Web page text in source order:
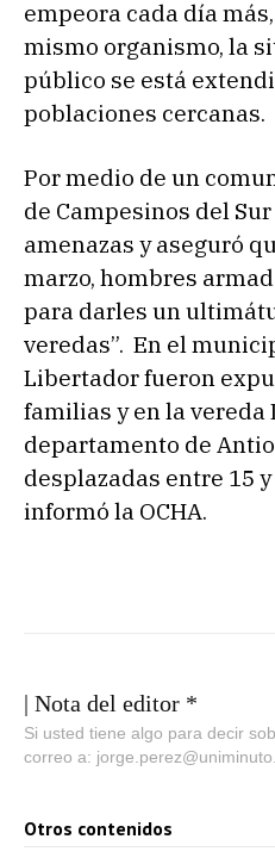
empeora cada día
mismo organismo, la
público se está
poblaciones cercanas.
Por medio de un
de Campesinos del
amenazas y aseguró
marzo, hombres
para darles un
veredas”. En el
Libertador fueron
familias y en la vereda
departamento de
desplazadas entre 15
informó la OCHA.
| Nota del editor *
Si usted tiene algo para decir
correo a:
Otros contenidos